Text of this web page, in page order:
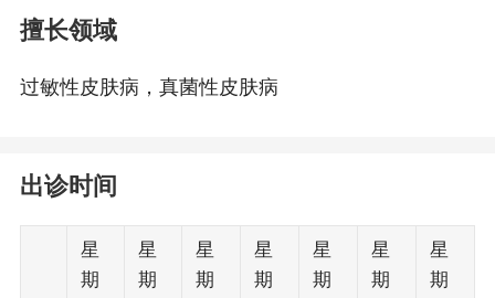
擅长领域
过敏性皮肤病，真菌性皮肤病
出诊时间
星
期
星
期
星
期
星
期
星
期
星
期
星
期